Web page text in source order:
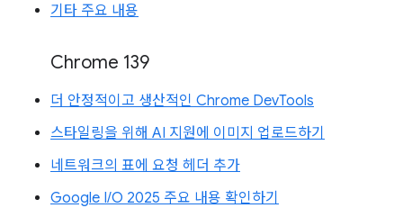
기타 주요 내용
Chrome 139
더 안정적이고 생산적인 Chrome DevTools
스타일링을 위해 AI 지원에 이미지 업로드하기
네트워크의 표에 요청 헤더 추가
Google I/O 2025 주요 내용 확인하기